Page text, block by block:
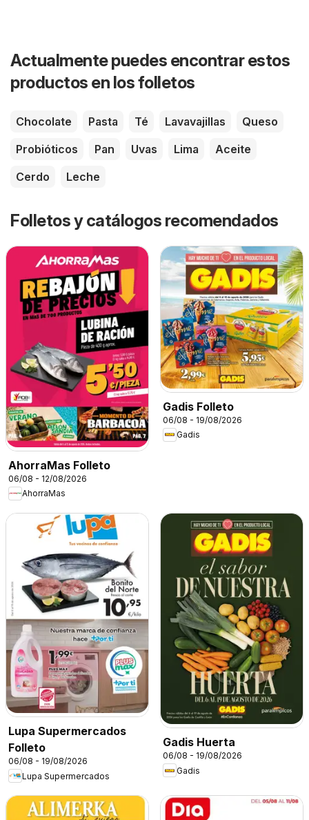
Actualmente puedes encontrar estos
productos en los folletos
Chocolate Pasta Té Lavavajillas
Queso
Probióticos
Pan Uvas Lima
Aceite
Cerdo
Leche
Folletos y catálogos recomendados
AhorraMas Folleto
06/08 - 12/08/2026
AhorraMas
Gadis Folleto
06/08 - 19/08/2026
Gadis
Lupa Supermercados
Folleto
06/08 - 19/08/2026
Lupa Supermercados
Gadis Huerta
06/08 - 19/08/2026
Gadis